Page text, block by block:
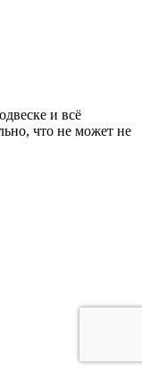
и всё
что не может не